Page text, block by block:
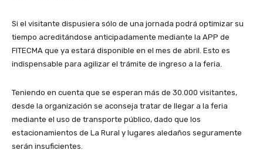
Si el visitante dispusiera sólo de una jornada podrá optimizar su
tiempo acreditándose anticipadamente mediante la APP de
FITECMA que ya estará disponible en el mes de abril. Esto es
indispensable para agilizar el trámite de ingreso a la feria.
Teniendo en cuenta que se esperan más de 30.000 visitantes,
desde la organización se aconseja tratar de llegar a la feria
mediante el uso de transporte público, dado que los
estacionamientos de La Rural y lugares aledaños seguramente
serán insuficientes.